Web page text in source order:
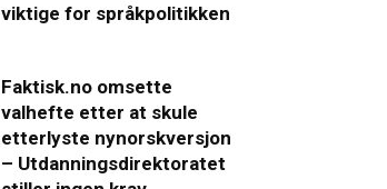
viktige for språkpolitikken
Faktisk.no omsette
valhefte etter at skule
etterlyste nynorskversjon
– Utdanningsdirektoratet